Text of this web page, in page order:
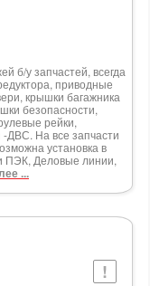
б/у запчастей, всегда
крышки багажника
безопасности,
рейки,
-ДВС. На все запчасти
ПЭК, Деловые линии,
...